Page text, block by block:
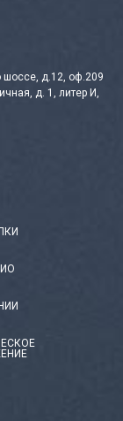
шоссе, д.12, оф.209
д. 1, литер И,